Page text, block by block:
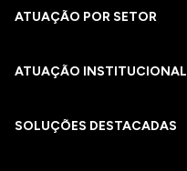
ATUAÇÃO POR SETOR
ATUAÇÃO INSTITUCIONAL
SOLUÇÕES DESTACADAS